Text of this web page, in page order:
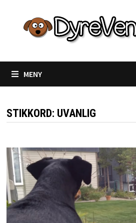
innhold
MENY
STIKKORD: UVANLIG